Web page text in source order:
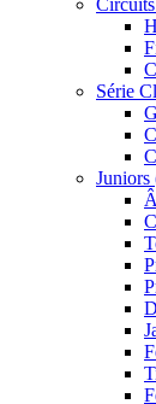
Série